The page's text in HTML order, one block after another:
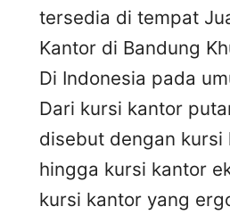
tersedia di tempat
Kantor di Bandung
Di Indonesia pada
Dari kursi kantor
disebut dengan
hingga kursi kantor
kursi kantor yang